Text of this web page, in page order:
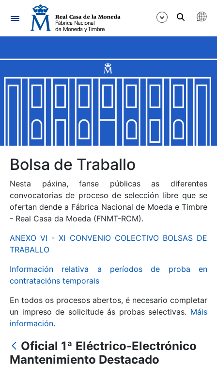
Navegación
Mostrar/Ocultar
Mostrar/Ocultar
Mostrar/Ocultar
Mostrar/Ocultar
Mostrar/Ocultar
Mostrar/Ocultar
Bolsa de Traballo
Nesta páxina, fanse públicas as diferentes
convocatorias de proceso de selección libre que se
ofertan dende a Fábrica Nacional de Moeda e Timbre
- Real Casa da Moeda (FNMT-RCM).
ANEXO VI - XI CONVENIO COLECTIVO BOLSAS DE
TRABALLO
Información relativa a períodos de proba en
contratacións temporais
En todos os procesos abertos, é necesario completar
un impreso de solicitude ás probas selectivas. Máis
información.
Oficial 1ª Eléctrico-Electrónico
Mantenimiento Destacado